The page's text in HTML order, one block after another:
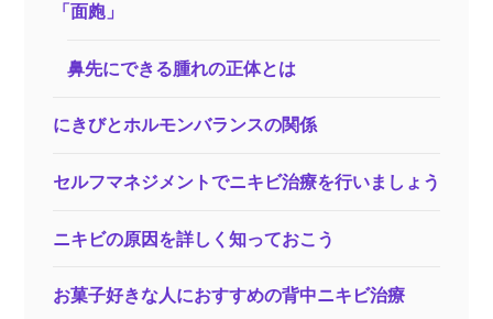
「面皰」
鼻先にできる腫れの正体とは
にきびとホルモンバランスの関係
セルフマネジメントでニキビ治療を行いましょう
ニキビの原因を詳しく知っておこう
お菓子好きな人におすすめの背中ニキビ治療